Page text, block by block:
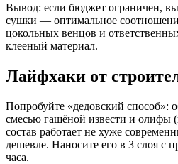
Вывод: если бюджет ограничен,
сушки — оптимальное
цокольных венцов и
клееный материал.
Лайфхаки от
Попробуйте «дедовский способ»:
смесью гашёной извести и олифы
состав работает не хуже
дешевле. Наносите его в 3 слоя с
часа.